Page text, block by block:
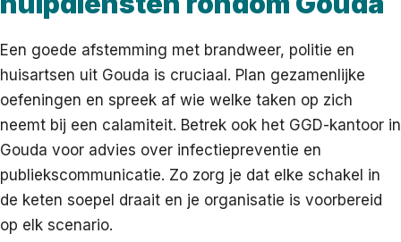
Een goede afstemming met brandweer, politie en
huisartsen uit Gouda is cruciaal. Plan gezamenlijke
oefeningen en spreek af wie welke taken op zich
neemt bij een calamiteit. Betrek ook het GGD-kantoor in
Gouda voor advies over infectiepreventie en
publiekscommunicatie. Zo zorg je dat elke schakel in
de keten soepel draait en je organisatie is voorbereid
op elk scenario.